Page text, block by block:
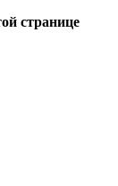
странице